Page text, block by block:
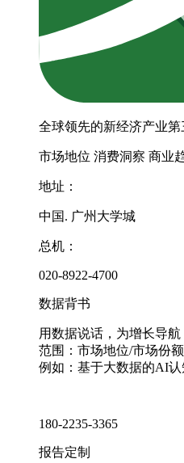
全球领先的新经济产业
市场地位 消费洞察 商业
地址：
中国. 广州大学城
总机：
020-8922-4700
数据背书
用数据说话，为增长导航
范围：市场地位/市场份
例如：基于大数据的AI认
180-2235-3365
报告定制